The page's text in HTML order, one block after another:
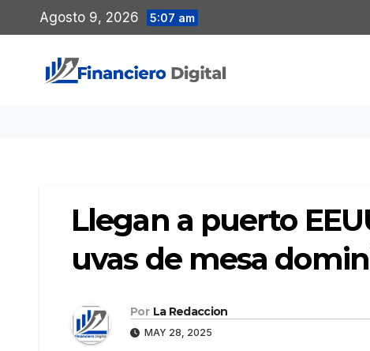
al
contenido
Agosto 9, 2026 5:07 am
Llegan a puerto
uvas de mesa
Por La Redaccion
MAY 28, 2025